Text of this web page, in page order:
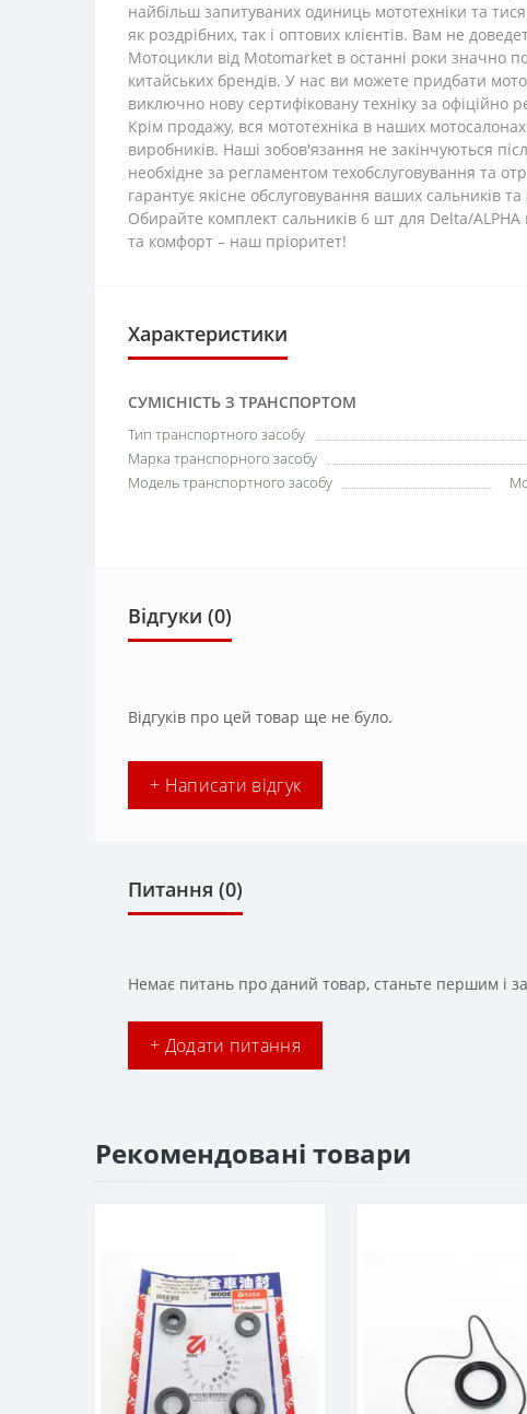
найбільш запитуваних одиниць мототехніки та
як роздрібних, так і оптових клієнтів. Вам не
Мотоцикли від Motomarket в останні роки значно
китайських брендів. У нас ви можете придбати
виключно нову сертифіковану техніку за
Крім продажу, вся мототехніка в наших
виробників. Наші зобов'язання не закінчуються
необхідне за регламентом техобслуговування та
гарантує якісне обслуговування ваших сальників
Обирайте комплект сальників 6 шт для Delta/
та комфорт – наш пріоритет!
Характеристики
СУМІСНІСТЬ З ТРАНСПОРТОМ
Тип транспортного засобу
Марка транспорного засобу
Модель транспортного засобу
Відгуки (0)
Відгуків про цей товар ще не було.
+ Написати відгук
Питання (0)
Немає питань про даний товар, станьте першим і
+ Додати питання
Рекомендовані товари